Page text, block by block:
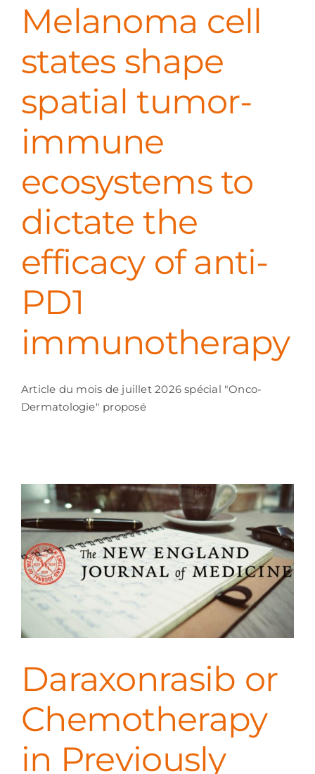
Melanoma cell
states shape
spatial tumor-
immune
ecosystems to
dictate the
efficacy of anti-
PD1
immunotherapy
Article du mois de juillet 2026 spécial "Onco-
Dermatologie" proposé
Daraxonrasib or
Chemotherapy
in Previously